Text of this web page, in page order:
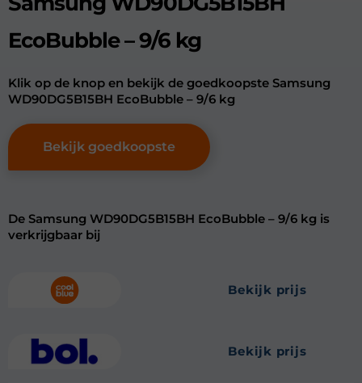
EcoBubble – 9/6 kg
Klik op de knop en bekijk de goedkoopste Samsung
WD90DG5B15BH EcoBubble – 9/6 kg
Bekijk goedkoopste
De Samsung WD90DG5B15BH EcoBubble – 9/6 kg is
verkrijgbaar bij
bekijk prijs
bekijk prijs